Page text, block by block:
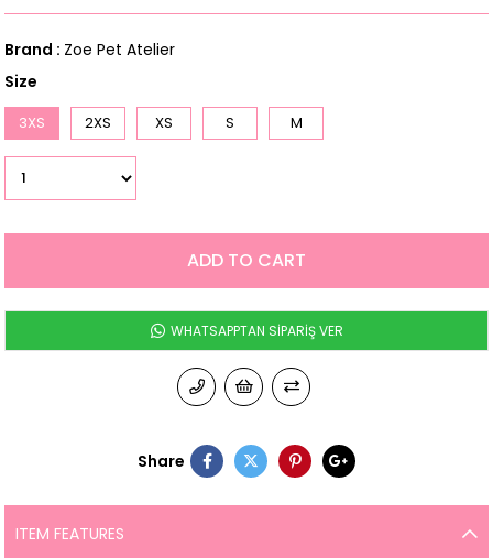
Brand : Zoe Pet Atelier
Size
3XS 2XS XS S M
WHATSAPPTAN SİPARİŞ VER
Share
ITEM FEATURES